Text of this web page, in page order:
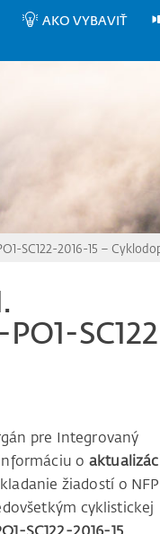
AKO VYBAVIŤ
SC122-2016-15 –
pre Integrovaný
o
žiadostí o
cyklistickej